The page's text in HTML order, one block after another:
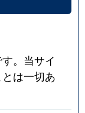
。当サイ
は一切あ